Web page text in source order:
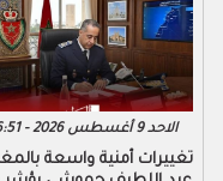
الاحد 9 أغسطس 2026 - 16:51
تغييرات أمنية واسعة